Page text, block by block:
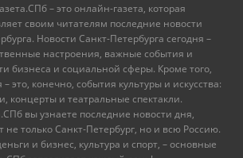
– это онлайн-газета, которая
своим читателям последние новости
Новости Санкт-Петербурга сегодня –
настроения, важные события и
бизнеса и социальной сферы. Кроме того,
это, конечно, события культуры и искусства:
концерты и театральные спектакли.
вы узнаете последние новости дня,
не только Санкт-Петербург, но и всю Россию.
и бизнес, культура и спорт, – основные